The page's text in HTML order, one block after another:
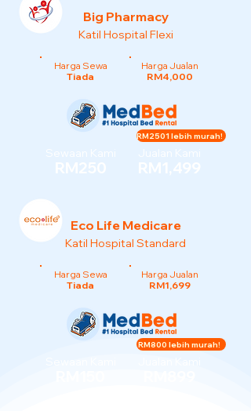
Big Pharmacy
Katil Hospital Flexi
Harga Sewa
Tiada
Harga Jualan
RM4,000
Sewaan Kami
RM250
Jualan Kami
RM1,499
RM2501 lebih murah!
Eco Life Medicare
Katil Hospital Standard
Harga Sewa
Tiada
Harga Jualan
RM1,699
RM800 lebih murah!